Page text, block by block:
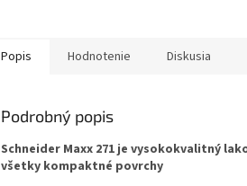
Popis Hodnotenie Diskusia
Podrobný popis
Schneider Maxx 271 je vysokokvalitný
všetky kompaktné povrchy